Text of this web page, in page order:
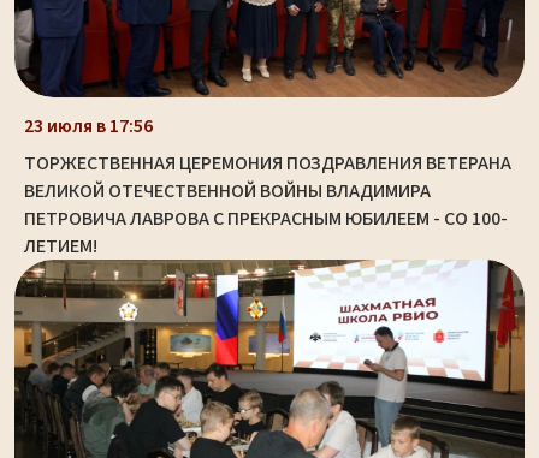
23 июля в 17:56
ТОРЖЕСТВЕННАЯ ЦЕРЕМОНИЯ ПОЗДРАВЛЕНИЯ ВЕТЕРАНА
ВЕЛИКОЙ ОТЕЧЕСТВЕННОЙ ВОЙНЫ ВЛАДИМИРА
ПЕТРОВИЧА ЛАВРОВА С ПРЕКРАСНЫМ ЮБИЛЕЕМ - СО 100-
ЛЕТИЕМ!